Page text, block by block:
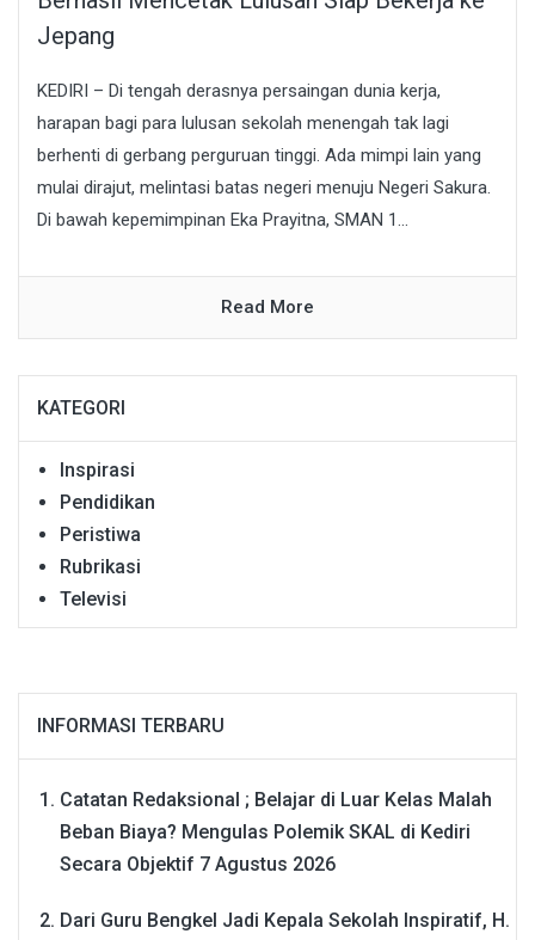
Jepang
KEDIRI – Di tengah derasnya persaingan dunia kerja,
harapan bagi para lulusan sekolah menengah tak lagi
berhenti di gerbang perguruan tinggi. Ada mimpi lain yang
mulai dirajut, melintasi batas negeri menuju Negeri Sakura.
Di bawah kepemimpinan Eka Prayitna, SMAN 1...
Read More
KATEGORI
Inspirasi
Pendidikan
Peristiwa
Rubrikasi
Televisi
INFORMASI TERBARU
Catatan Redaksional ; Belajar di Luar Kelas Malah
Beban Biaya? Mengulas Polemik SKAL di Kediri
Secara Objektif 7 Agustus 2026
Dari Guru Bengkel Jadi Kepala Sekolah Inspiratif, H.